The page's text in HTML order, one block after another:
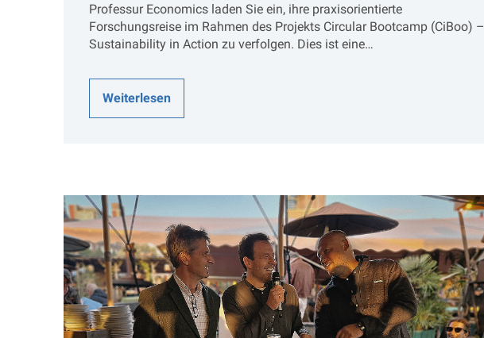
Professur Economics laden Sie ein, ihre praxisorientierte
Forschungsreise im Rahmen des Projekts Circular Bootcamp (CiBoo) –
Sustainability in Action zu verfolgen. Dies ist eine…
Weiterlesen